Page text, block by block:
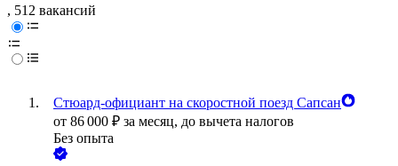
, 512 вакансий
Стюард-официант на скоростной поезд Сапсан
от 86 000 ₽ за месяц, до вычета налогов
Без опыта